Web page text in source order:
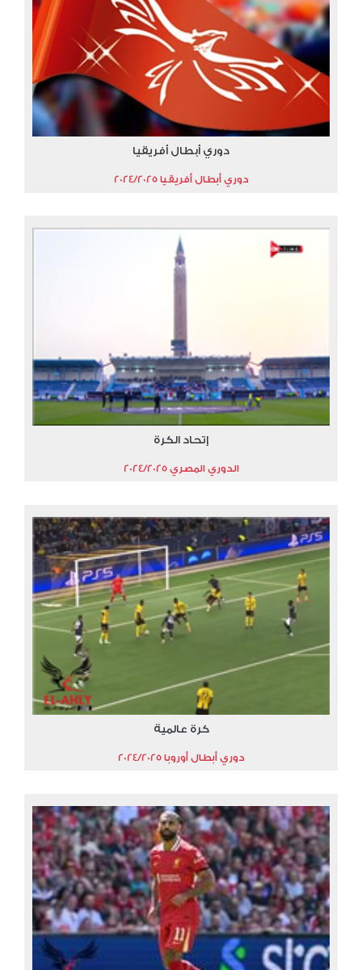
دوري أبطال أفريقيا
دوري أبطال أفريقيا 2024/2025
إتحاد الكرة
الدوري المصري 2024/2025
كرة عالمية
دوري أبطال أوروبا 2024/2025